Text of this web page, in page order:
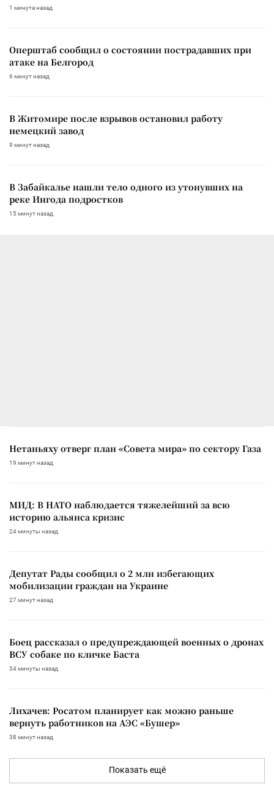
1 минута назад
Оперштаб сообщил о состоянии пострадавших при
атаке на Белгород
6 минут назад
В Житомире после взрывов остановил работу
немецкий завод
9 минут назад
В Забайкалье нашли тело одного из утонувших на
реке Ингода подростков
15 минут назад
Нетаньяху отверг план «Совета мира» по сектору Газа
19 минут назад
МИД: В НАТО наблюдается тяжелейший за всю
историю альянса кризис
24 минуты назад
Депутат Рады сообщил о 2 млн избегающих
мобилизации граждан на Украине
27 минут назад
Боец рассказал о предупреждающей военных о дронах
ВСУ собаке по кличке Баста
34 минуты назад
Лихачев: Росатом планирует как можно раньше
вернуть работников на АЭС «Бушер»
38 минут назад
Показать ещё